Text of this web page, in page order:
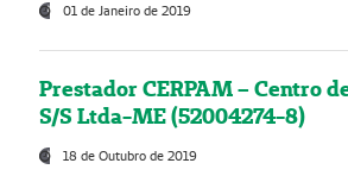
01 de Janeiro de 2019
Prestador CERPAM – Centro
S/S Ltda-ME (52004274-8)
18 de Outubro de 2019